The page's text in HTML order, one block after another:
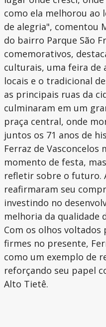
como ela melhorou ao
de alegria", comentou
do bairro Parque São
comemorativos,
culturais, uma feira de
locais e o tradicional
as principais ruas da
culminaram em um
praça central, onde
juntos os 71 anos de
Ferraz de Vasconcelos
momento de festa,
refletir sobre o futuro.
reafirmaram seu
investindo no
melhoria da qualidade
Com os olhos
firmes no presente,
como um exemplo de
reforçando seu papel
Alto Tietê.